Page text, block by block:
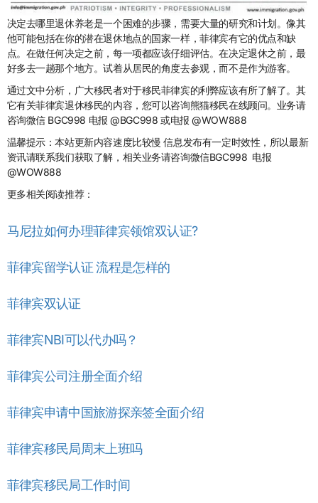
决定去哪里退休养老是一个困难的步骤，需要大量的研究和计划。像其
他可能包括在你的潜在退休地点的国家一样，菲律宾有它的优点和缺
点。在做任何决定之前，每一项都应该仔细评估。在决定退休之前，最
好多去一趟那个地方。试着从居民的角度去参观，而不是作为游客。
通过文中分析，广大移民者对于移民菲律宾的利弊应该有所了解了。其
它有关菲律宾退休移民的内容，您可以咨询熊猫移民在线顾问。业务请
咨询微信 BGC998 电报 @BGC998 或电报 @WOW888
温馨提示：本站更新内容速度比较慢 信息发布有一定时效性，所以最新
资讯请联系我们获取了解，相关业务请咨询微信BGC998 电报
@WOW888
更多相关阅读推荐：
马尼拉如何办理菲律宾领馆双认证?
菲律宾留学认证 流程是怎样的
菲律宾双认证
菲律宾NBI可以代办吗？
菲律宾公司注册全面介绍
菲律宾申请中国旅游探亲签全面介绍
菲律宾移民局周末上班吗
菲律宾移民局工作时间